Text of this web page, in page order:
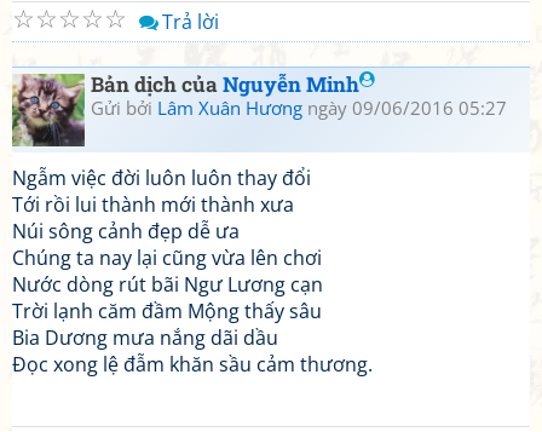
☆
☆
☆
☆
☆ Trả lời
Bản dịch củaNguyễn Minh
Gửi bởi Lâm Xuân Hương ngày 09/06/2016 05:27
Ngẫm việc đời luôn luôn thay đổi
Tới rồi lui thành mới thành xưa
Núi sông cảnh đẹp dễ ưa
Chúng ta nay lại cũng vừa lên chơi
Nước dòng rút bãi Ngư Lương cạn
Trời lạnh căm đầm Mộng thấy sâu
Bia Dương mưa nắng dãi dầu
Đọc xong lệ đẫm khăn sầu cảm thương.